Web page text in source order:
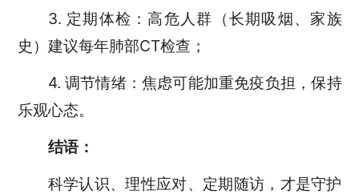
3. 定期体检：高危人群（长期吸烟、家族
史）建议每年肺部CT检查；
4. 调节情绪：焦虑可能加重免疫负担，保持
乐观心态。
结语：
科学认识、理性应对、定期随访，才是守护